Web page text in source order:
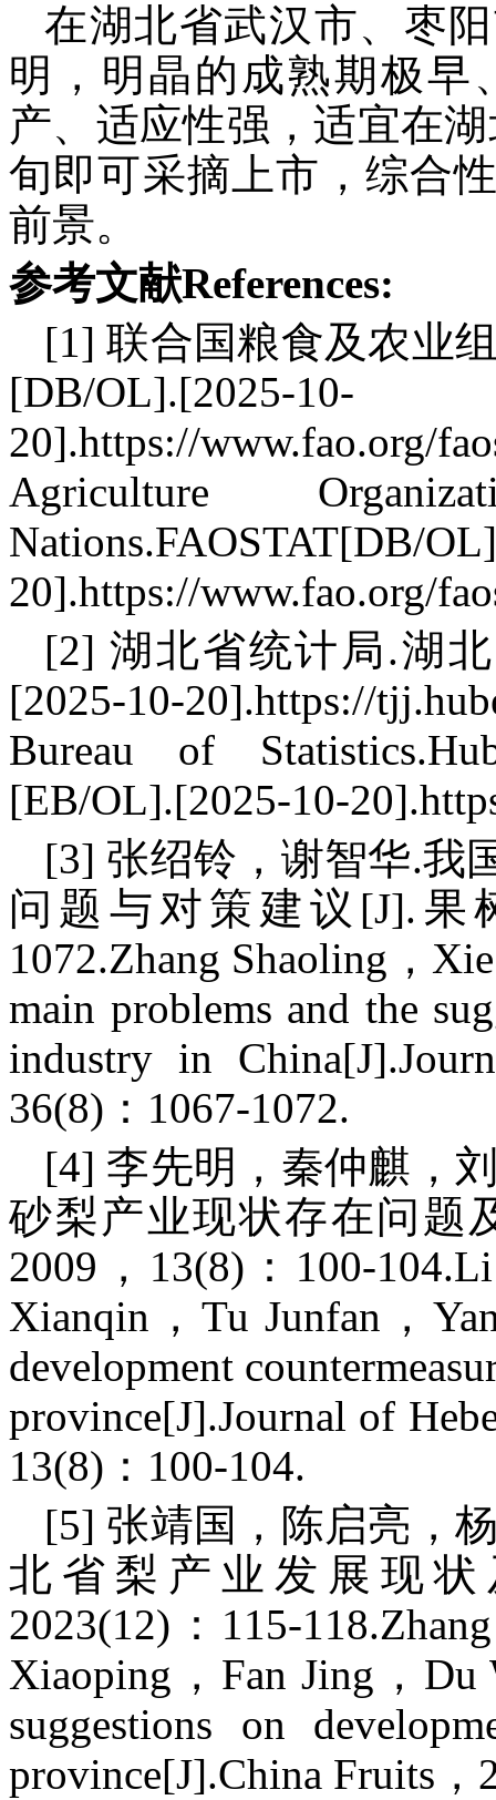
在湖北省武汉市、枣
明，明晶的成熟期极早
产、适应性强，适宜在
旬即可采摘上市，综合
前景。
参考文献References:
[1] 联合国粮食及农业
[DB/OL].[2025-10-
20].https://www.fao.org/
Agriculture
Nations.FAOSTAT[DB/
20].https://www.fao.org/
[2] 湖北省统计局.湖
[2025-10-20].https://
Bureau of
[EB/OL].[2025-10-
[3] 张绍铃，谢智华.我
问题与对策建议[J].果
1072.Zhang Shaoling，
main problems and the
industry in
36(8)：1067-1072.
[4] 李先明，秦仲麒，
砂梨产业现状存在问题
2009，13(8)：100-
Xianqin，Tu Junfan，
development
province[J].Journal of
13(8)：100-104.
[5] 张靖国，陈启亮，
北省梨产业发展现
2023(12)：115-
Xiaoping，Fan Jing，Du
suggestions on
province[J].China Fruits，